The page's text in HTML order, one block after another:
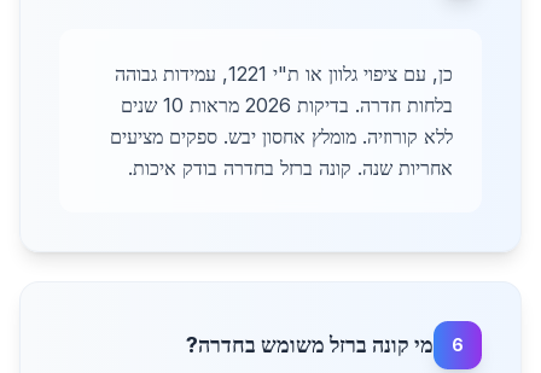
כן, עם ציפוי גלוון או ת"י 1221, עמידות גבוהה
בלחות חדרה. בדיקות 2026 מראות 10 שנים
ללא קורוזיה. מומלץ אחסון יבש. ספקים מציעים
אחריות שנה. קונה ברזל בחדרה בודק איכות.
6 מי קונה ברזל משומש בחדרה?